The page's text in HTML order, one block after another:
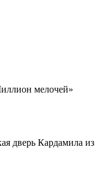
мелочей»
дверь Кардамила из